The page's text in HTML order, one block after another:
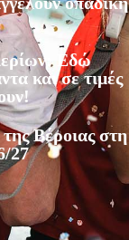
Εδώ
και σε τιμές
Βέροιας στη
27